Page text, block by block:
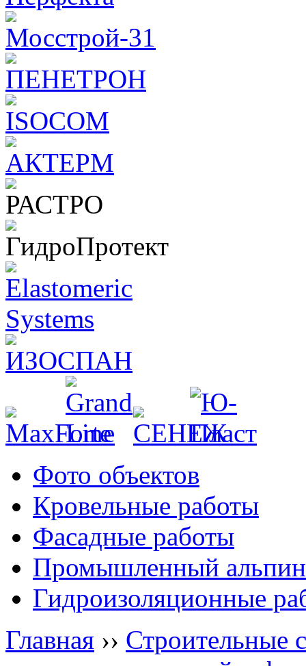
Фото объектов
Кровельные работы
Фасадные работы
Промышленный
Гидроизоляционные
Главная ›› Строительные